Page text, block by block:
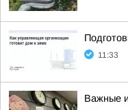
11:33
Важные